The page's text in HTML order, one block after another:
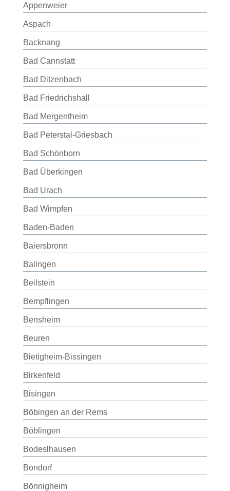
Appenweier
Aspach
Backnang
Bad Cannstatt
Bad Ditzenbach
Bad Friedrichshall
Bad Mergentheim
Bad Peterstal-Griesbach
Bad Schönborn
Bad Überkingen
Bad Urach
Bad Wimpfen
Baden-Baden
Baiersbronn
Balingen
Beilstein
Bempflingen
Bensheim
Beuren
Bietigheim-Bissingen
Birkenfeld
Bisingen
Böbingen an der Rems
Böblingen
Bodeslhausen
Bondorf
Bönnigheim